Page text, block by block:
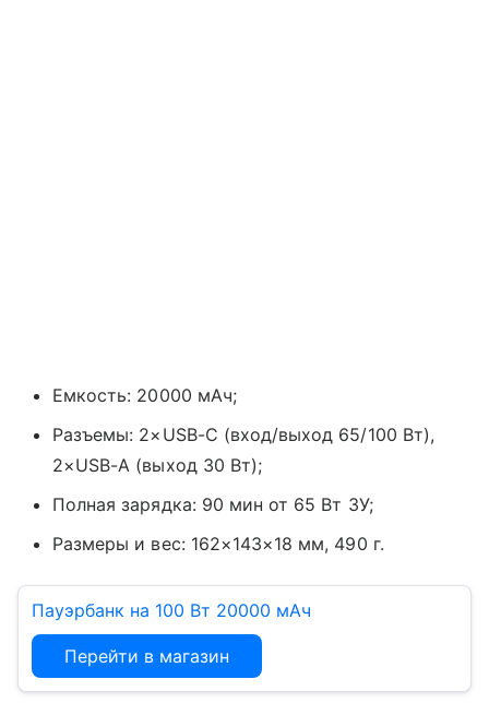
Емкость: 20000 мАч;
Разъемы: 2×USB-C (вход/выход 65/100 Вт),
2×USB-A (выход 30 Вт);
Полная зарядка: 90 мин от 65 Вт ЗУ;
Размеры и вес: 162×143×18 мм, 490 г.
Пауэрбанк на 100 Вт 20000 мАч
Перейти в магазин